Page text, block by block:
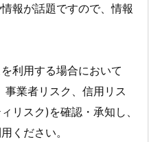
報が話題ですので、情報
利用する場合において
事業者リスク、信用リス
リスク)を確認・承知し、
ください。